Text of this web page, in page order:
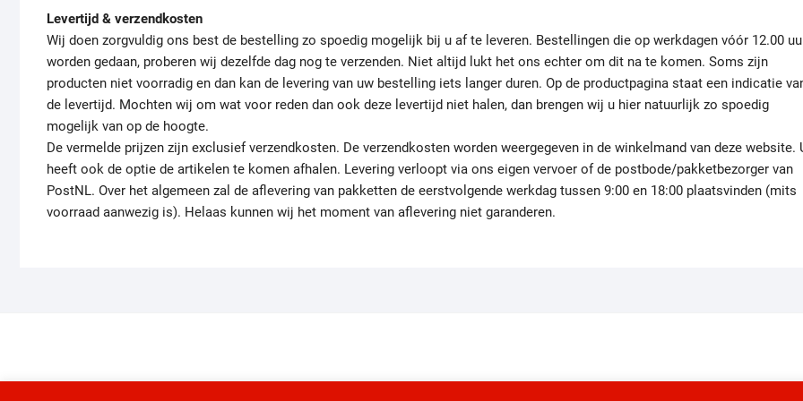
Levertijd & verzendkosten
Wij doen zorgvuldig ons best de bestelling zo spoedig mogelijk bij u af te leveren. Bestellingen die op werkdagen vóór 12.00
worden gedaan, proberen wij dezelfde dag nog te verzenden. Niet altijd lukt het ons echter om dit na te komen. Soms zijn
producten niet voorradig en dan kan de levering van uw bestelling iets langer duren. Op de productpagina staat een indicatie
de levertijd. Mochten wij om wat voor reden dan ook deze levertijd niet halen, dan brengen wij u hier natuurlijk zo spoedig
mogelijk van op de hoogte.
De vermelde prijzen zijn exclusief verzendkosten. De verzendkosten worden weergegeven in de winkelmand van deze website.
heeft ook de optie de artikelen te komen afhalen. Levering verloopt via ons eigen vervoer of de postbode/pakketbezorger van
PostNL. Over het algemeen zal de aflevering van pakketten de eerstvolgende werkdag tussen 9:00 en 18:00 plaatsvinden (mits
voorraad aanwezig is). Helaas kunnen wij het moment van aflevering niet garanderen.